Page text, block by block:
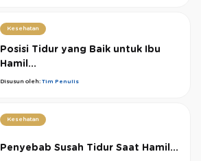
Kesehatan
Posisi Tidur yang Baik untuk Ibu
Hamil...
Disusun oleh: Tim Penulis
Kesehatan
Penyebab Susah Tidur Saat Hamil...